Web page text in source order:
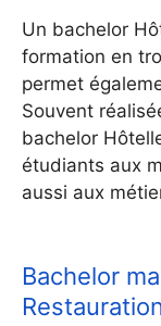
Un bachelor
formation en
permet
Souvent
bachelor
étudiants aux
aussi aux
Bachelor